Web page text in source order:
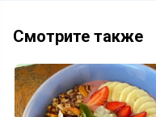
Смотрите также